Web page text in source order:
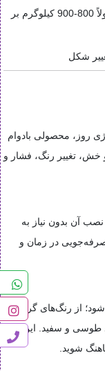
: استحکام فوق‌العاده (معمولاً 800-900 کیلوگرم بر
شکل
روز، محصولی بادوام
خش، تغییر رنگ، فشار و
آن بدون نیاز به
در زمان و
از رنگ‌های گرم
طوسی و سفید. این تنوع
شوید.